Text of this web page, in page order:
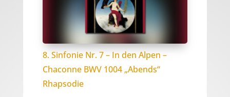
8. Sinfonie Nr. 7 – In den Alpen –
Chaconne BWV 1004 „Abends“
Rhapsodie